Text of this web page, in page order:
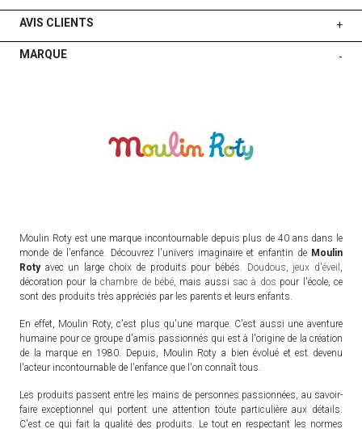
AVIS CLIENTS +
MARQUE -
Moulin Roty est une marque incontournable depuis plus de 40 ans dans le
monde de l'enfance. Découvrez l'univers imaginaire et enfantin de Moulin
Rotyavec un large choix de produits pour bébés. Doudous jeux d'éveil
décoration pour lachambre de bébé, mais aussi sac à dos pour l'école, ce
sont des produits très appréciés par les parents et leurs enfants.
En effet, Moulin Roty, c'est plus qu'une marque. C'est aussi une aventure
humaine pour ce groupe d'amis passionnés qui est à l'origine de la création
de la marque en 1980. Depuis, Moulin Roty a bien évolué et est devenu
l'acteur incontournable de l'enfance que l'on connaît tous.
Les produits passent entre les mains de personnes passionnées, au savoir-
faire exceptionnel qui portent une attention toute particulière aux détails.
C'est ce qui fait la qualité des produits. Le tout en respectant les normes